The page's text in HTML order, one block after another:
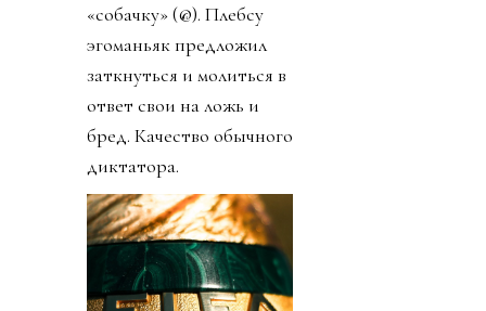
«собачку» (@). Плебсу
эгоманьяк предложил
заткнуться и молиться в
ответ свои на ложь и
бред. Качество обычного
диктатора.